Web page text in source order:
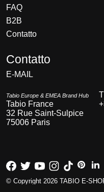
FAQ
B2B
Contatto
Contatto
E-MAIL
Tabio Europe & EMEA Brand Hub
Tabio France
32 Rue Saint-Sulpice
75006 Paris
© Copyright 2026 TABIO E-